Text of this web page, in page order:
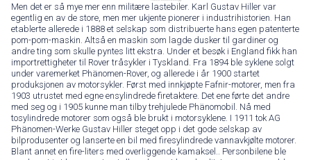
Men det er så mye mer enn militære lastebiler. Karl Gustav Hiller var
egentlig en av de store, men mer ukjente pionerer i industrihistorien. Han
etablerte allerede i 1888 et selskap som distribuerte hans egen patenterte
pom-pom-maskin. Altså en maskin som lagde dusker til gardiner og
andre ting som skulle pyntes litt ekstra. Under et besøk i England fikk han
importrettigheter til Rover tråsykler i Tyskland. Fra 1894 ble syklene solgt
under varemerket Phänomen-Rover, og allerede i år 1900 startet
produksjonen av motorsykler. Først med innkjøpte Fafnir-motorer, men fra
1903 utrustet med egne ensylindrede firetaktere. Det ene førte det andre
med seg og i 1905 kunne man tilby trehjulede Phänomobil. Nå med
tosylindrede motorer som også ble brukt i motorsyklene. I 1911 tok AG
Phänomen-Werke Gustav Hiller steget opp i det gode selskap av
bilprodusenter og lanserte en bil med firesylindrede vannavkjølte motorer.
Blant annet en fire-liters med overliggende kamaksel.. Personbilene ble